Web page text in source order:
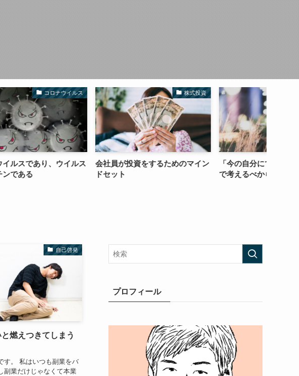
ス
ス
株式投資
会社員が投資をするためのマイン
ドセット
「今の自分にできること」の範囲
自己啓発
燃えつきてしまう
す。 私はいつも副業をバ
副業だけじゃなくて本業
プロフィール